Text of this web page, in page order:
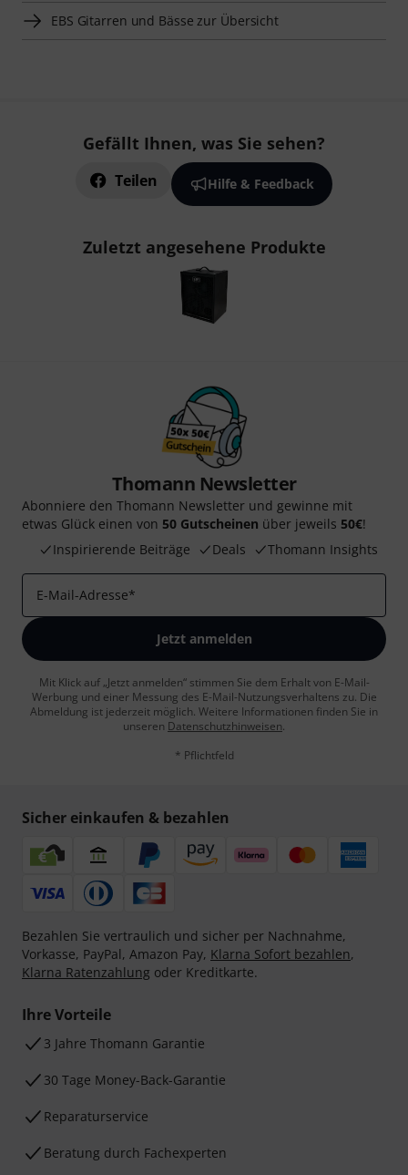
EBS Gitarren und Bässe zur Übersicht
Gefällt Ihnen, was Sie sehen?
Teilen Hilfe & Feedback
Zuletzt angesehene Produkte
Thomann Newsletter
Abonniere den Thomann Newsletter und gewinne mit
etwas Glück einen von 50 Gutscheinen über jeweils 50€!
Inspirierende Beiträge
Deals Thomann Insights
E-Mail-Adresse*
Jetzt anmelden
Mit Klick auf „Jetzt anmelden“ stimmen Sie dem Erhalt von E-Mail-
Werbung und einer Messung des E-Mail-Nutzungsverhaltens zu. Die
Abmeldung ist jederzeit möglich. Weitere Informationen finden Sie in
unseren Datenschutzhinweisen.
* Pflichtfeld
Sicher einkaufen & bezahlen
Bezahlen Sie vertraulich und sicher per Nachnahme,
Vorkasse, PayPal, Amazon Pay, Klarna Sofort bezahlen,
Klarna Ratenzahlung oder Kreditkarte.
Ihre Vorteile
3 Jahre Thomann Garantie
30 Tage Money-Back-Garantie
Reparaturservice
Beratung durch Fachexperten